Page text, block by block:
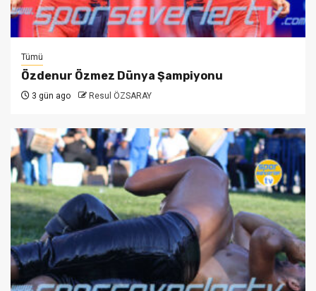
Tümü
Özdenur Özmez Dünya Şampiyonu
3 gün ago Resul ÖZSARAY